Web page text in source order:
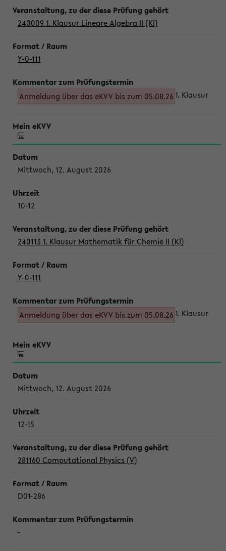
240009 1. Klausur Lineare Algebra II (Kl)
Y-0-111
Anmeldung über das eKVV bis zum 05.08.26 1. Klausur
Mittwoch, 12. August 2026
10-12
240113 1. Klausur Mathematik für Chemie II (Kl)
Y-0-111
Anmeldung über das eKVV bis zum 05.08.26 1. Klausur
Mittwoch, 12. August 2026
12-15
281160 Computational Physics (V)
D01-286
-